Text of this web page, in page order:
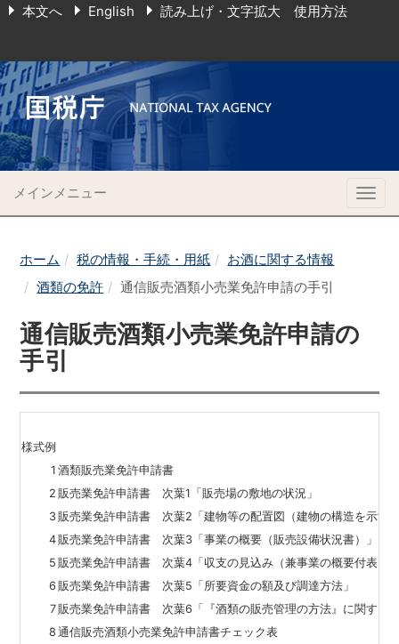
本文へ English 読み上げ・文字拡大 使用方法
メインメニュー
ホーム 税の情報・手続・用紙
お酒に関する情報
酒類の免許
通信販売酒類小売業免許申請の手引
通信販売酒類小売業免許申請の
手引
様式例
1 酒類販売業免許申請書
2 販売業免許申請書 次葉1「販売場の敷地の状況」
3販売業免許申請書 次葉2「建物等の配置図（建物の構造を示す
4販売業免許申請書 次葉3「事業の概要（販売設備状況書）」
5 販売業免許申請書 次葉4「収支の見込み（兼事業の概要付表）
6 販売業免許申請書 次葉5「所要資金の額及び調達方法」
7販売業免許申請書 次葉6「『酒類の販売管理の方法』に関する
8 通信販売酒類小売業免許申請書チェック表